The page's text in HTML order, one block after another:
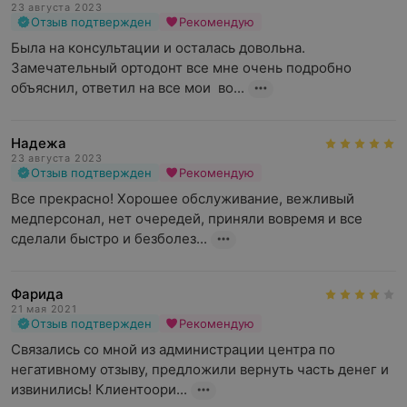
От выбора типа и материала прямо зависит
стоимость брекетов!
Особенности установки и ношения
брекет-систем
23 августа 2023
Отзыв подтвержден Рекомендую
Была на консультации и осталась довольна.
Замечательный ортодонт все мне очень подробно
объяснил, ответил на все мои  во...
Надежа
23 августа 2023
Отзыв подтвержден Рекомендую
Все прекрасно! Хорошее обслуживание, вежливый
медперсонал, нет очередей, приняли вовремя и все
сделали быстро и безболез...
Фарида
21 мая 2021
Отзыв подтвержден Рекомендую
Связались со мной из администрации центра по
негативному отзыву, предложили вернуть часть денег и
извинились! Клиентоори...